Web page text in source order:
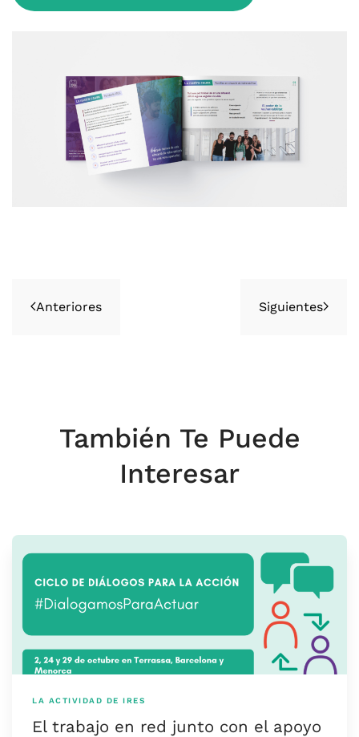
Anteriores Siguientes
También Te Puede
Interesar
LA ACTIVIDAD DE IRES
El trabajo en red junto con el apoyo